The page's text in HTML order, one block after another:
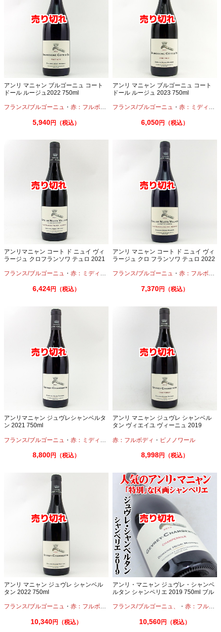
アンリ マニャン ブルゴーニュ コート
ドール ルージュ2022 750ml
フランス/ブルゴーニュ ・ 赤：フルボディ ・ピノノワール
5,940円（税込）
アンリ マニャン ブルゴーニュ コート
ドール ルージュ 2023 750ml
フランス/ブルゴーニュ ・赤：ミディアムボディ
6,050円（税込）
アンリマニャン コート ド ニュイ ヴィ
ラージュ クロフランソワ テュロ 2021
フランス/ブルゴーニュ ・ 赤：ミディアムボディ ・ピノノワール
6,424円（税込）
アンリ マニャン コート ド ニュイ ヴィ
ラージュ クロ フランソワ テュロ 2022
フランス/ブルゴーニュ ・赤：フルボディ
7,370円（税込）
アンリマニャン ジュヴレシャンベルタ
ン 2021 750ml
フランス/ブルゴーニュ ・ 赤：ミディアムボディ ・ピノノワール
8,800円（税込）
アンリ マニャン ジュヴレ シャンベル
タン ヴィエイユ ヴィーニュ 2019
赤：フルボディ ・ ピノノワール
8,998円（税込）
アンリ マニャン ジュヴレ シャンベル
タン 2022 750ml
フランス/ブルゴーニュ ・ 赤：フルボディ ・ピノノワール
10,340円（税込）
アンリ・マニャン ジュヴレ・シャンベ
ルタン シャンペリエ 2019 750ml ブル
フランス/ブルゴーニュ、
・赤：フルボディ
10,560円（税込）